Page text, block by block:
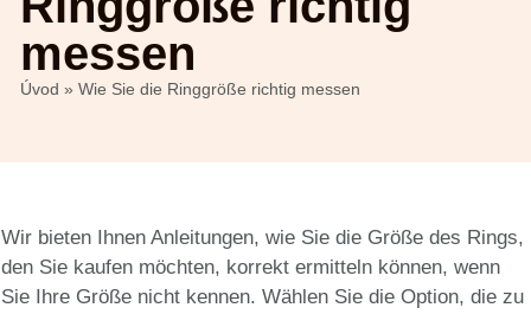
messen
Úvod » Wie Sie die Ringgröße richtig messen
Wir bieten Ihnen Anleitungen, wie Sie die Größe des Rings,
den Sie kaufen möchten, korrekt ermitteln können, wenn
Sie Ihre Größe nicht kennen. Wählen Sie die Option, die zu